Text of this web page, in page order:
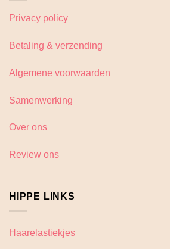
Privacy policy
Betaling & verzending
Algemene voorwaarden
Samenwerking
Over ons
Review ons
HIPPE LINKS
Haarelastiekjes